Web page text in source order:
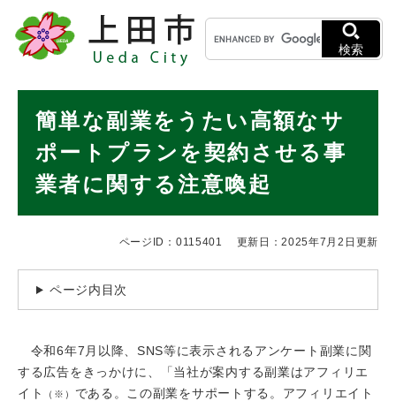
メニューを飛ばして本文へ
キ
ー
ワ
検
検索
簡単な副業をうたい高額なサ
ポートプランを契約させる事
業者に関する注意喚起
ページID：0115401 更新日：2025年7月2日更新
ページ内目次
令和6年7月以降、SNS等に表示されるアンケート副業に関
する広告をきっかけに、「当社が案内する副業はアフィリエ
イト
（※）
である。この副業をサポートする。アフィリエイト